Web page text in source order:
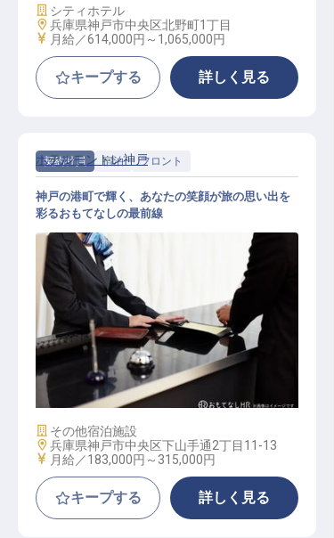
施設業態
シティホテル
勤務地
兵庫県神戸市中央区北野町1丁目
給与
月給／614,000円～ 1,065,000円
キープする 詳しく見る
契約社員 宿泊 フロント
フロント
ホテルモントレ神戸
神戸の港町で輝く、あなたの笑顔が旅の思い出を
彩るおもてなしの最前線
施設業態
その他宿泊施設
勤務地
兵庫県神戸市中央区下山手通2丁目11-13
給与
月給／183,000円～ 315,000円
キープする 詳しく見る